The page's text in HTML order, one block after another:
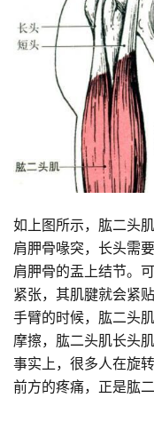
如上图所示，肱二头
肩胛骨喙突，长头需
肩胛骨的盂上结节。
紧张，其肌腱就会紧
手臂的时候，肱二头
摩擦，肱二头肌长头
事实上，很多人在旋
前方的疼痛，正是肱